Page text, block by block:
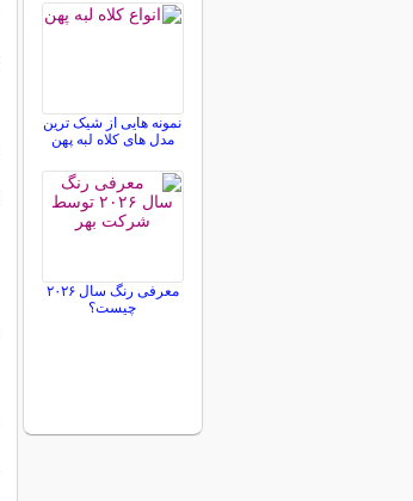
نمونه هایی از شیک ترین
مدل های کلاه لبه پهن
معرفی رنگ سال ۲۰۲۶
چیست؟